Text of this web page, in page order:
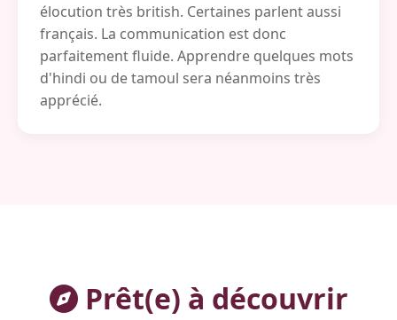
élocution très british. Certaines parlent aussi
français. La communication est donc
parfaitement fluide. Apprendre quelques mots
d'hindi ou de tamoul sera néanmoins très
apprécié.
Prêt(e) à découvrir